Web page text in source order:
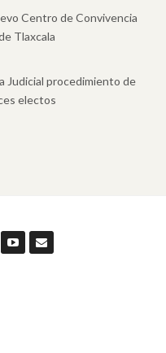
Centro de Convivencia
Tlaxcala
Judicial procedimiento de
electos